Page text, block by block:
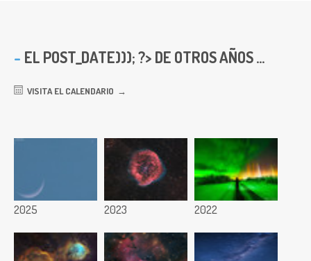
EL POST_DATE))); ?> DE OTROS AÑOS ...
VISITA EL CALENDARIO
2025 2023 2022